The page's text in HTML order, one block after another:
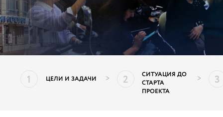
1 ЦЕЛИ И ЗАДАЧИ > 2
СИТУАЦИЯ ДО
СТАРТА
ПРОЕКТА
> 3